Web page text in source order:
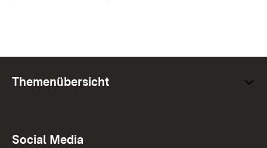
Themenübersicht
Social Media